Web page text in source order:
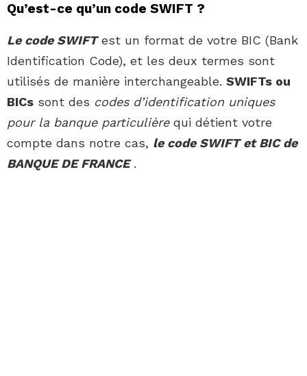
Qu’est-ce qu’un code SWIFT ?
Le code SWIFTest un format de votre BIC (Bank
Identification Code), et les deux termes sont
utilisés de manière interchangeable. SWIFTs ou
BICs sont des codes d’identification uniques
pour la banque particulière qui détient votre
compte dans notre cas, le code SWIFT et BIC de
BANQUE DE FRANCE.